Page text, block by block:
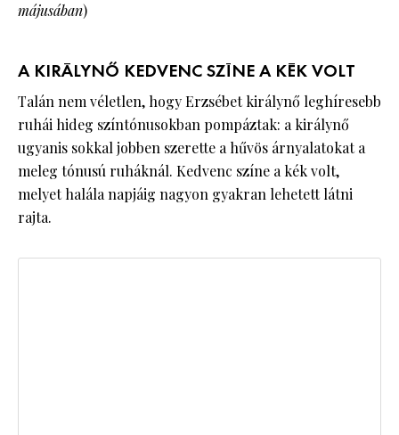
májusában)
A KIRÁLYNŐ KEDVENC SZÍNE A KÉK VOLT
Talán nem véletlen, hogy Erzsébet királynő leghíresebb
ruhái hideg színtónusokban pompáztak: a királynő
ugyanis sokkal jobben szerette a hűvös árnyalatokat a
meleg tónusú ruháknál. Kedvenc színe a kék volt,
melyet halála napjáig nagyon gyakran lehetett látni
rajta.